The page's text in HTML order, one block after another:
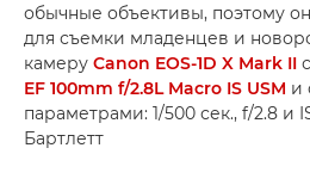
обычные объективы, поэтому
для съемки младенцев и
камеру Canon EOS-1D X Mark II
EF 100mm f/2.8L Macro IS USM и
параметрами: 1/500 сек., f/2.8 и
Бартлетт